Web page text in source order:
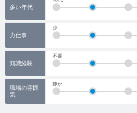
多い年代
力仕事
少
知識経験
不要
職場の雰囲
気
静か